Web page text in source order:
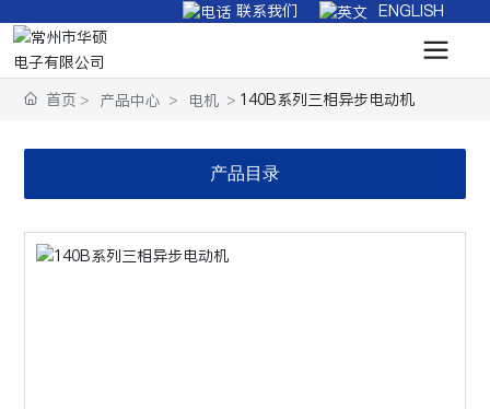
联系我们 ENGLISH
首页 产品中心 电机 140B系列三相异步电动机
产品目录